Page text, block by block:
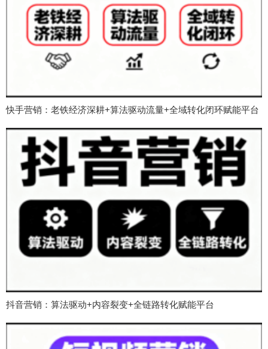
快手营销：老铁经济深耕+算法驱动流量+全域转化闭环赋能平台
抖音营销：算法驱动+内容裂变+全链路转化赋能平台